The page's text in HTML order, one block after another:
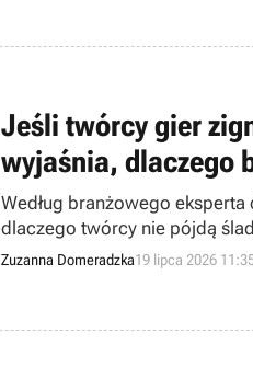
Jeśli twórcy gier
wyjaśnia, dlaczego
Według branżowego
dlaczego twórcy nie pójdą
Zuzanna Domeradzka19 lipca 2026